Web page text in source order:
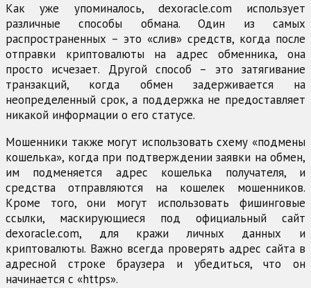
Как уже упоминалось, dexoracle.com использует
различные способы обмана. Один из самых
распространенных – это «слив» средств, когда после
отправки криптовалюты на адрес обменника, она
просто исчезает. Другой способ – это затягивание
транзакций, когда обмен задерживается на
неопределенный срок, а поддержка не предоставляет
никакой информации о его статусе.
Мошенники также могут использовать схему «подмены
кошелька», когда при подтверждении заявки на обмен,
им подменяется адрес кошелька получателя, и
средства отправляются на кошелек мошенников.
Кроме того, они могут использовать фишинговые
ссылки, маскирующиеся под официальный сайт
dexoracle.com, для кражи личных данных и
криптовалюты. Важно всегда проверять адрес сайта в
адресной строке браузера и убедиться, что он
начинается с «https».